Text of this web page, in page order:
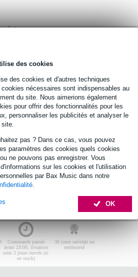
des cookies
des cookies et d'autres techniques
nécessaires sont indispensables au
du site. Nous aimerions également
pour offrir des fonctionnalités pour les
personnaliser les publicités et analyser le
site.
pas ? Dans ce cas, vous pouvez
paramètres des cookies quels cookies
ne pouvons pas enregistrer. Vous
sur les cookies et l'utilisation
par Bax Music dans notre
.
OK
HK Audio
Commande passée
avant 23:00, livraison
sous 2 jours ouvrés (si
en stock)
30 jours satisfait ou
remboursé